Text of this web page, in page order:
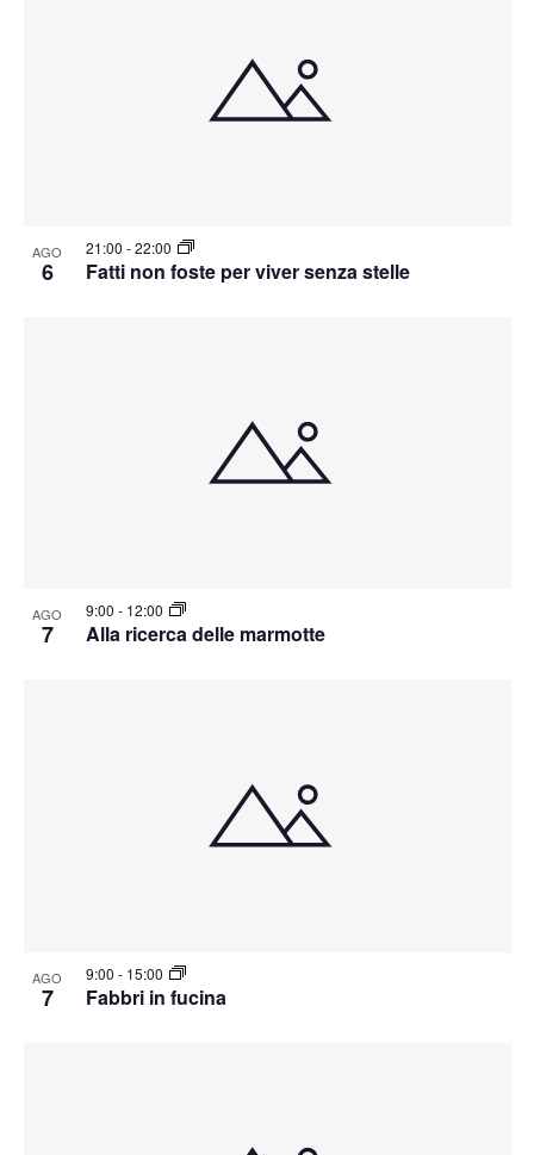
AGO
6 Fatti non foste per viver senza stelle
21:00 -22:00
AGO
7 Alla ricerca delle marmotte
9:00 - 12:00
AGO
7 Fabbri in fucina
9:00 - 15:00